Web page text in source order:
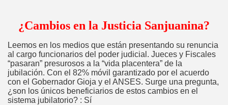
¿Cambios en la Justicia Sanjuanina?
Leemos en los medios que están presentando su renuncia
al cargo funcionarios del poder judicial. Jueces y Fiscales
“pasaran” presurosos a la “vida placentera” de la
jubilación. Con el 82% móvil garantizado por el acuerdo
con el Gobernador Gioja y el ANSES. Surge una pregunta,
¿son los únicos beneficiarios de estos cambios en el
sistema jubilatorio? : Sí